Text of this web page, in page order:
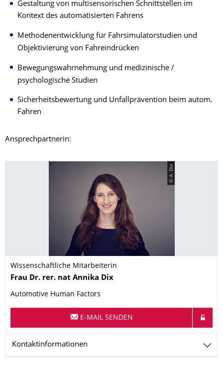
Gestaltung von multisensorischen Schnittstellen im
Kontext des automatisierten Fahrens
Methodenentwicklung für Fahrsimulatorstudien und
Objektivierung von Fahreindrücken
Bewegungswahrnehmung und medizinische /
psychologische Studien
Sicherheitsbewertung und Unfallprävention beim autom.
Fahren
Ansprechpartnerin:
© A. Dix
Wissenschaftliche Mitarbeiterin
Name
Frau Dr. rer. nat Annika Dix
Automotive Human Factors
E-MAIL SENDEN
Kontaktinformationen